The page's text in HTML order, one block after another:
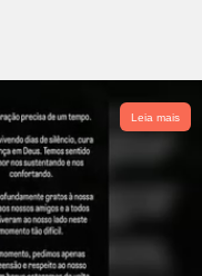
Leia mais